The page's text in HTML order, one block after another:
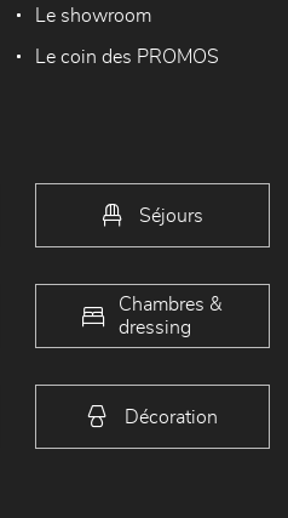
Le showroom
Le coin des PROMOS
Séjours
Chambres &
dressing
Décoration